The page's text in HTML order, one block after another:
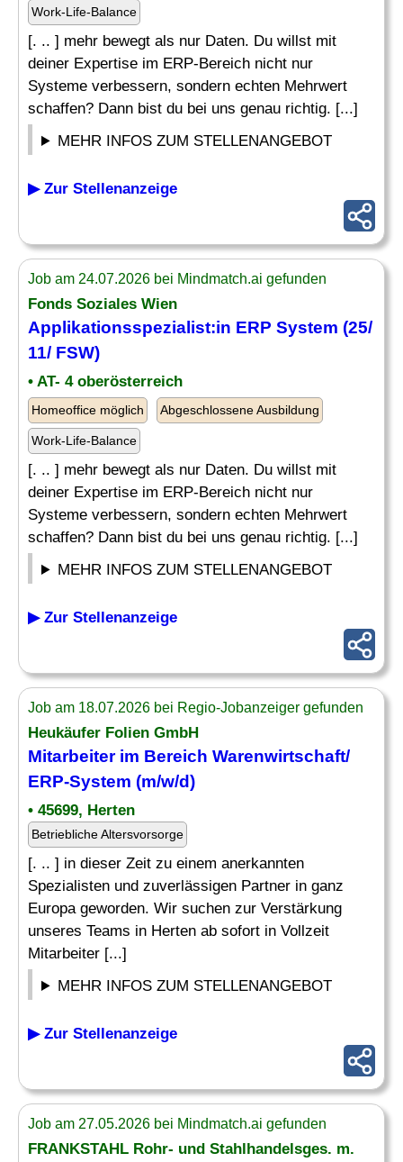
Work-Life-Balance
[. .. ] mehr bewegt als nur Daten. Du willst mit
deiner Expertise im ERP-Bereich nicht nur
Systeme verbessern, sondern echten Mehrwert
schaffen? Dann bist du bei uns genau richtig. [...]
MEHR INFOS ZUM STELLENANGEBOT
▶ Zur Stellenanzeige
Job am 24.07.2026 bei Mindmatch.ai gefunden
Fonds Soziales Wien
Applikationsspezialist:in ERP System (25/
11/ FSW)
• AT- 4 oberösterreich
Homeoffice möglich Abgeschlossene Ausbildung
Work-Life-Balance
[. .. ] mehr bewegt als nur Daten. Du willst mit
deiner Expertise im ERP-Bereich nicht nur
Systeme verbessern, sondern echten Mehrwert
schaffen? Dann bist du bei uns genau richtig. [...]
MEHR INFOS ZUM STELLENANGEBOT
▶ Zur Stellenanzeige
Job am 18.07.2026 bei Regio-Jobanzeiger gefunden
Heukäufer Folien GmbH
Mitarbeiter im Bereich Warenwirtschaft/
ERP-System (m/w/d)
• 45699, Herten
Betriebliche Altersvorsorge
[. .. ] in dieser Zeit zu einem anerkannten
Spezialisten und zuverlässigen Partner in ganz
Europa geworden. Wir suchen zur Verstärkung
unseres Teams in Herten ab sofort in Vollzeit
Mitarbeiter [...]
MEHR INFOS ZUM STELLENANGEBOT
▶ Zur Stellenanzeige
Job am 27.05.2026 bei Mindmatch.ai gefunden
FRANKSTAHL Rohr- und Stahlhandelsges. m.